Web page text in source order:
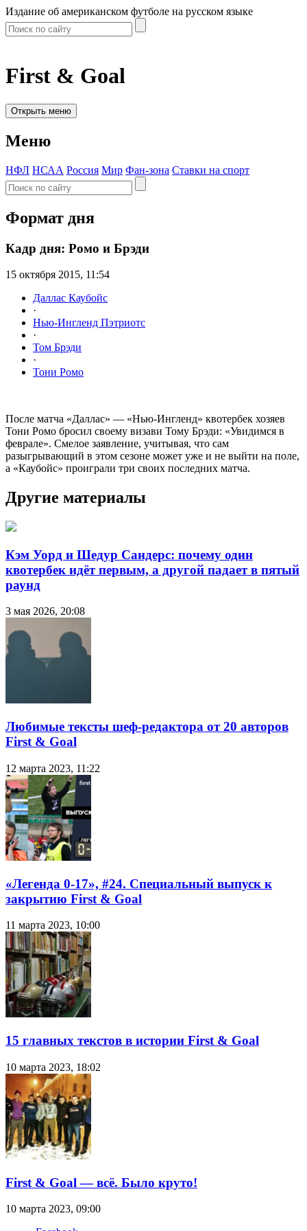
Издание об американском футболе на русском языке
First & Goal
Открыть меню
Меню
НФЛ НСАА Россия Мир Фан-зона Ставки на спорт
Формат дня
Кадр дня: Ромо и Брэди
15 октября 2015, 11:54
Даллас Каубойс
·
Нью-Ингленд Пэтриотс
·
Том Брэди
·
Тони Ромо
После матча «Даллас» — «Нью-Ингленд» квотербек хозяев
Тони Ромо бросил своему визави Тому Брэди: «Увидимся в
феврале». Смелое заявление, учитывая, что сам
разыгрывающий в этом сезоне может уже и не выйти на поле,
а «Каубойс» проиграли три своих последних матча.
Другие материалы
Кэм Уорд и Шедур Сандерс: почему один
квотербек идёт первым, а другой падает в пятый
раунд
3 мая 2026, 20:08
Любимые тексты шеф-редактора от 20 авторов
First & Goal
12 марта 2023, 11:22
«Легенда 0-17», #24. Специальный выпуск к
закрытию First & Goal
11 марта 2023, 10:00
15 главных текстов в истории First & Goal
10 марта 2023, 18:02
First & Goal — всё. Было круто!
10 марта 2023, 09:00